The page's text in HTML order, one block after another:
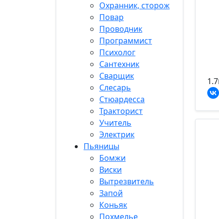
Охранник, сторож
Повар
Проводник
Программист
Психолог
Сантехник
Сварщик
Слесарь
Стюардесса
Тракторист
Учитель
Электрик
Пьяницы
Бомжи
Виски
Вытрезвитель
Запой
Коньяк
Похмелье
1.7